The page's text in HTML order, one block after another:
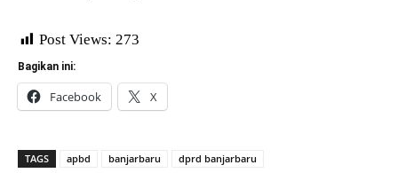
Post Views: 273
Bagikan ini:
Facebook X
TAGS apbd banjarbaru dprd banjarbaru